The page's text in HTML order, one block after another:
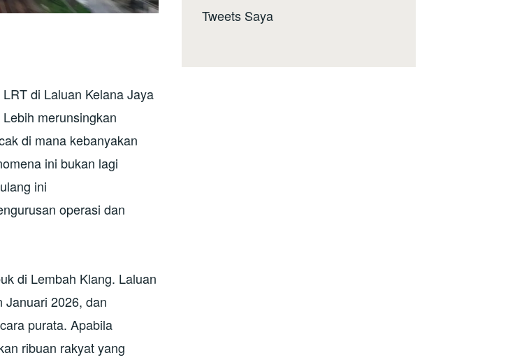
di Laluan Kelana Jaya
merunsingkan
di mana kebanyakan
ini bukan lagi
ini
operasi dan
di Lembah Klang. Laluan
Januari 2026, dan
purata. Apabila
ribuan rakyat yang
Tweets Saya